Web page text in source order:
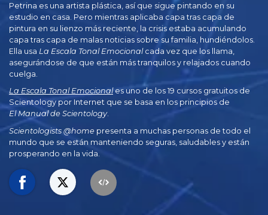
Petrina es una artista plástica, así que sigue pintando en su
estudio en casa. Pero mientras aplicaba capa tras capa de
pintura en su lienzo más reciente, la crisis estaba acumulando
capa tras capa de malas noticias sobre su familia, hundiéndolos.
Ella usa La Escala Tonal Emocionalcada vez que los llama,
asegurándose de que están más tranquilos y relajados cuando
cuelga.
La Escala Tonal Emocionales uno de los 19 cursos gratuitos de
Scientology por Internet que se basa en los principios de
El Manual de Scientology.
Scientologists @home presenta a muchas personas de todo el
mundo que se están manteniendo seguras, saludables y están
prosperando en la vida.